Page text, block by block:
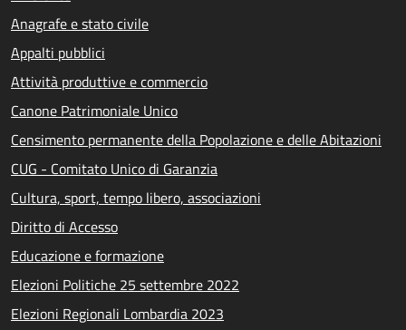
Anagrafe e stato civile
Appalti pubblici
Attività produttive e commercio
Canone Patrimoniale Unico
Censimento permanente della Popolazione e delle Abitazioni
CUG - Comitato Unico di Garanzia
Cultura, sport, tempo libero, associazioni
Diritto di Accesso
Educazione e formazione
Elezioni Politiche 25 settembre 2022
Elezioni Regionali Lombardia 2023